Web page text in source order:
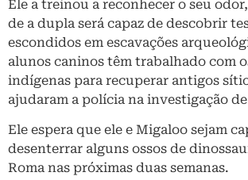
Ele a treinou a reconhecer o seu
de a dupla será capaz de descobrir
escondidos em escavações
alunos caninos têm trabalhado com
indígenas para recuperar antigos
ajudaram a polícia na investigação
Ele espera que ele e Migaloo sejam
desenterrar alguns ossos de
Roma nas próximas duas semanas.